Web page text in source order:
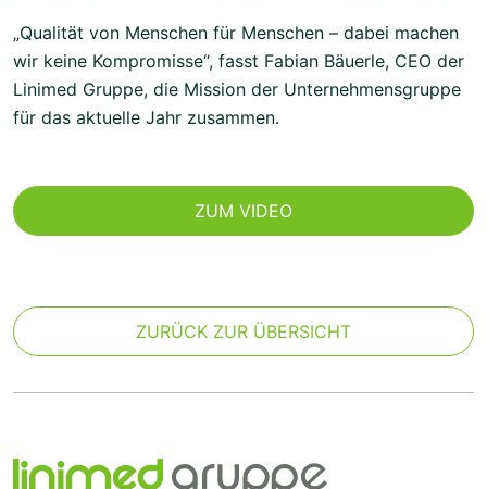
„Qualität von Menschen für Menschen – dabei machen
wir keine Kompromisse“, fasst Fabian Bäuerle, CEO der
Linimed Gruppe, die Mission der Unternehmensgruppe
für das aktuelle Jahr zusammen.
ZUM VIDEO
ZURÜCK ZUR ÜBERSICHT